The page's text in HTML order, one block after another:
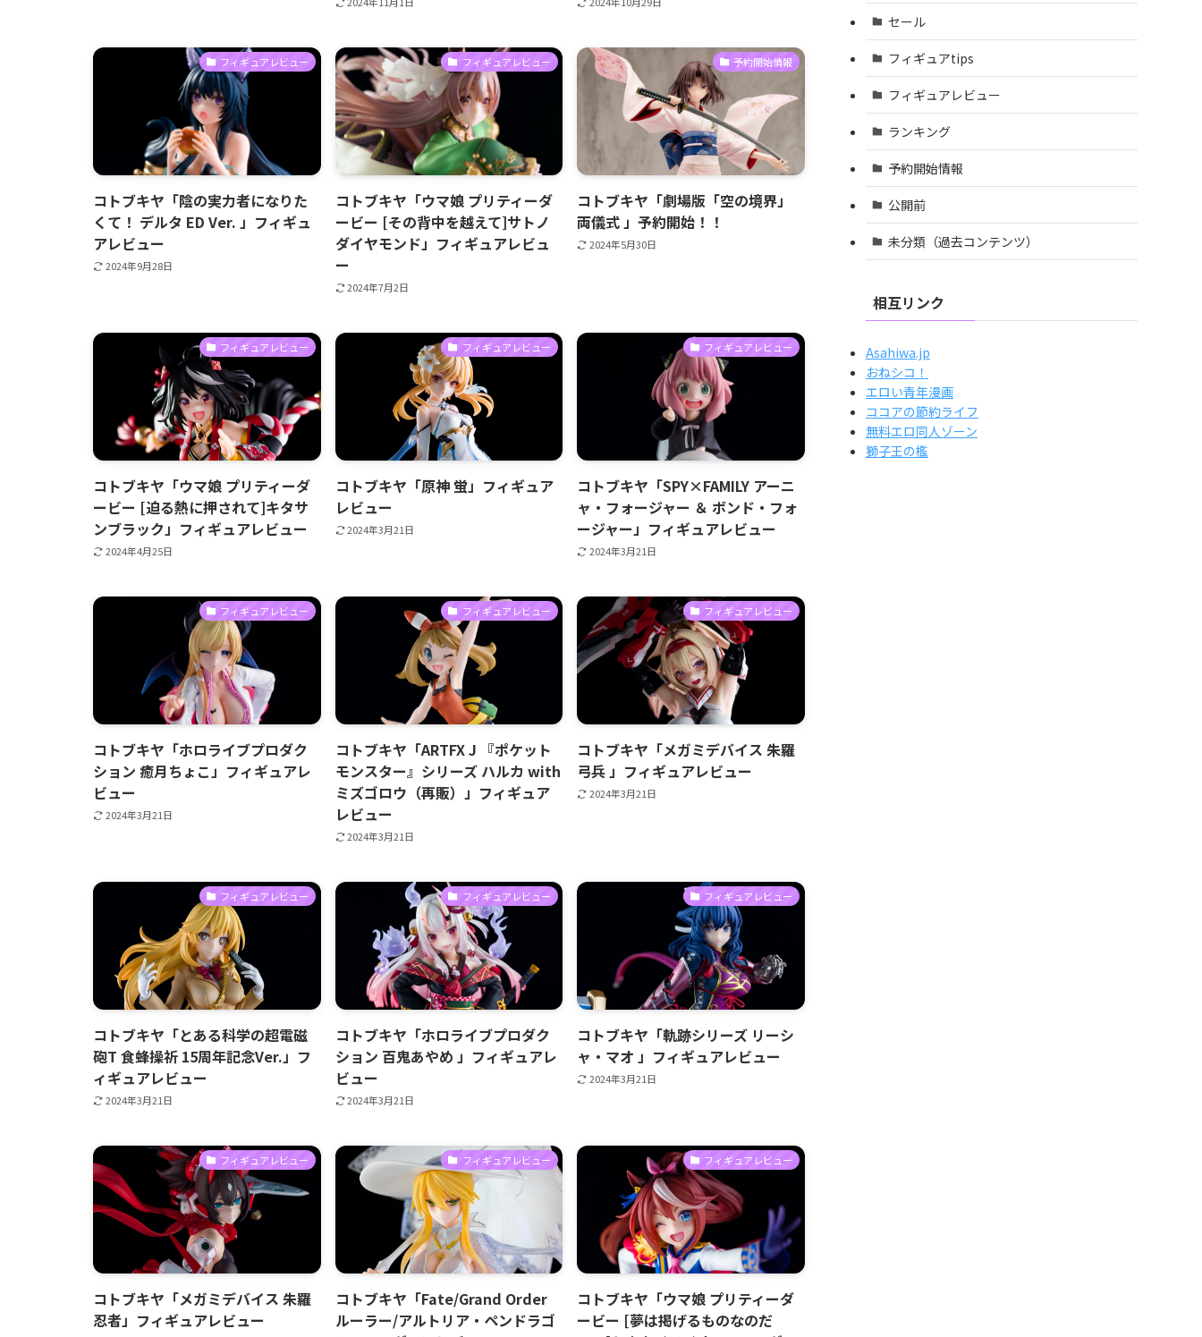
フィギュアレビュー
コトブキヤ「陰の実力者になりた
くて！ デルタ ED Ver. 」フィギュ
アレビュー
2024年9月28日
フィギュアレビュー
コトブキヤ「ウマ娘 プリティーダ
ービー [その背中を越えて]サトノ
ダイヤモンド」フィギュアレビュ
ー
2024年7月2日
予約開始情報
コトブキヤ「劇場版「空の境界」
両儀式 」予約開始！！
2024年5月30日
フィギュアレビュー
コトブキヤ「ウマ娘 プリティーダ
ービー [迫る熱に押されて]キタサ
ンブラック」フィギュアレビュー
2024年4月25日
フィギュアレビュー
コトブキヤ「原神 蛍」フィギュア
レビュー
2024年3月21日
フィギュアレビュー
コトブキヤ「SPY×FAMILY アーニ
ャ・フォージャー ＆ ボンド・フォ
ージャー」フィギュアレビュー
2024年3月21日
フィギュアレビュー
コトブキヤ「ホロライブプロダク
ション 癒月ちょこ」フィギュアレ
ビュー
2024年3月21日
フィギュアレビュー
コトブキヤ「ARTFX J 『ポケット
モンスター』シリーズ ハルカ with
ミズゴロウ（再販）」フィギュア
レビュー
2024年3月21日
フィギュアレビュー
コトブキヤ「メガミデバイス 朱羅
弓兵 」フィギュアレビュー
2024年3月21日
フィギュアレビュー
コトブキヤ「とある科学の超電磁
砲T 食蜂操祈 15周年記念Ver.」フ
ィギュアレビュー
2024年3月21日
フィギュアレビュー
コトブキヤ「ホロライブプロダク
ション 百鬼あやめ 」フィギュアレ
ビュー
2024年3月21日
フィギュアレビュー
コトブキヤ「軌跡シリーズ リーシ
ャ・マオ 」フィギュアレビュー
2024年3月21日
フィギュアレビュー
コトブキヤ「メガミデバイス 朱羅
忍者」フィギュアレビュー
フィギュアレビュー
コトブキヤ「Fate/Grand Order
ルーラー/アルトリア・ペンドラゴ
フィギュアレビュー
コトブキヤ「ウマ娘 プリティーダ
ービー [夢は掲げるものなのだ
セール
フィギュアtips
フィギュアレビュー
ランキング
予約開始情報
公開前
未分類（過去コンテンツ）
相互リンク
Asahiwa.jp
おねシコ！
エロい青年漫画
ココアの節約ライフ
無料エロ同人ゾーン
獅子王の檻